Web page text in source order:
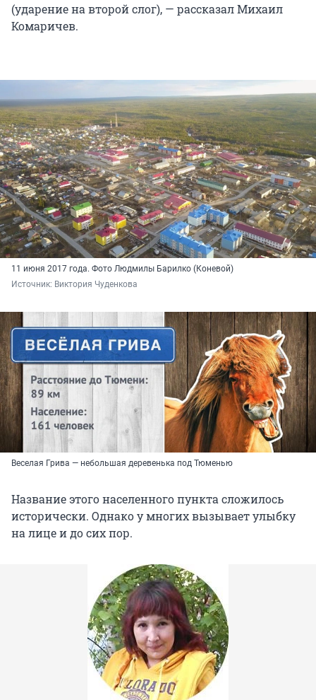
(ударение на второй слог), — рассказал Михаил
Комаричев.
11 июня 2017 года. Фото Людмилы Барилко (Коневой)
Источник: Виктория Чуденкова
Веселая Грива — небольшая деревенька под Тюменью
Название этого населенного пункта сложилось
исторически. Однако у многих вызывает улыбку
на лице и до сих пор.